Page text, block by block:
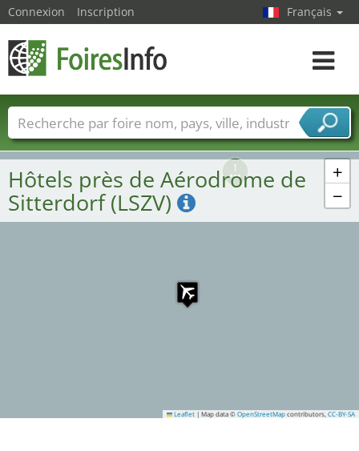
1
+
−
Leaflet | Map data © OpenStreetMap contributors, CC-BY-SA
Hôtels près de Aérodrome de
Sitterdorf (LSZV)
Connexion Inscription Français
Toggle
Foire noms Pays Villes
Secteurs de foire
Secteurs du fournisseur de services